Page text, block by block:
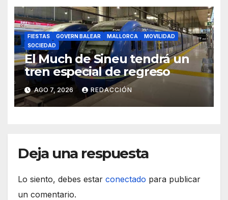
FIESTAS GOVERN BALEAR MALLORCA
MOVILIDAD
SOCIEDAD
El Much de Sineu tendrá un
tren especial de regreso
AGO 7, 2026 REDACCIÓN
Deja una respuesta
Lo siento, debes estar conectado para publicar
un comentario.